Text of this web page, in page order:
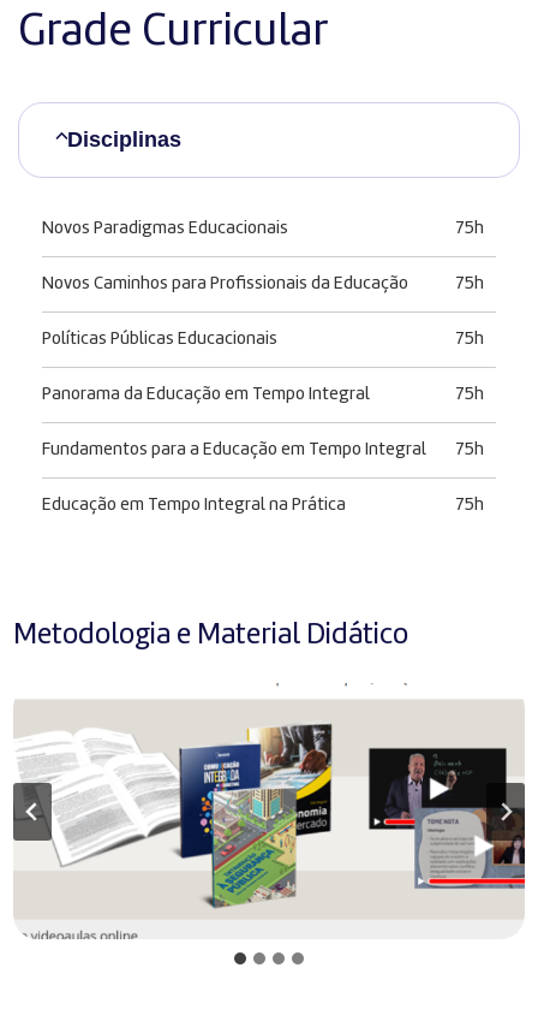
Grade Curricular
Disciplinas
Novos Paradigmas Educacionais 75h
Novos Caminhos para Profissionais da Educação 75h
Políticas Públicas Educacionais 75h
Panorama da Educação em Tempo Integral 75h
Fundamentos para a Educação em Tempo Integral 75h
Educação em Tempo Integral na Prática 75h
Metodologia e Material Didático